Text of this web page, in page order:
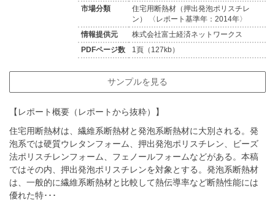
市場分類
住宅用断熱材（押出発泡ポリスチレ
ン） 〈レポート基準年：2014年〉
情報提供元
株式会社富士経済ネットワークス
PDFページ数
1頁（127kb）
サンプルを見る
【レポート概要（レポートから抜粋）】
住宅用断熱材は、繊維系断熱材と発泡系断熱材に大別される。発
泡系では硬質ウレタンフォーム、押出発泡ポリスチレン、ビーズ
法ポリスチレンフォーム、フェノールフォームなどがある。本稿
ではその内、押出発泡ポリスチレンを対象とする。発泡系断熱材
は、一般的に繊維系断熱材と比較して熱伝導率など断熱性能には
優れた特･･･